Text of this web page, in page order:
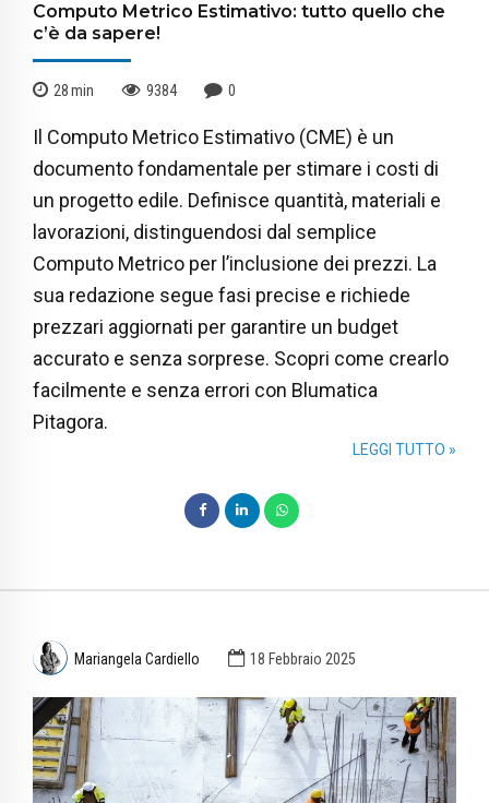
Computo Metrico Estimativo: tutto quello che
c’è da sapere!
28min 9384 0
Il Computo Metrico Estimativo (CME) è un
documento fondamentale per stimare i costi di
un progetto edile. Definisce quantità, materiali e
lavorazioni, distinguendosi dal semplice
Computo Metrico per l’inclusione dei prezzi. La
sua redazione segue fasi precise e richiede
prezzari aggiornati per garantire un budget
accurato e senza sorprese. Scopri come crearlo
facilmente e senza errori con Blumatica
Pitagora.
LEGGI TUTTO »
Mariangela Cardiello 18 Febbraio 2025